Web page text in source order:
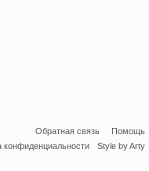
Обратная связь
Помощь
конфиденциальности
Style by Arty